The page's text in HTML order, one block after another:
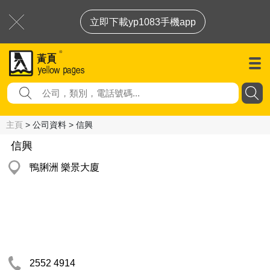
立即下載yp1083手機app
主頁 > 公司資料 > 信興
信興
鴨脷洲 樂景大廈
2552 4914